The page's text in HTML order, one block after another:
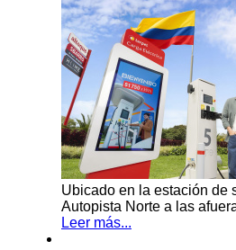
Ubicado en la estación de
Autopista Norte a las
Leer más...